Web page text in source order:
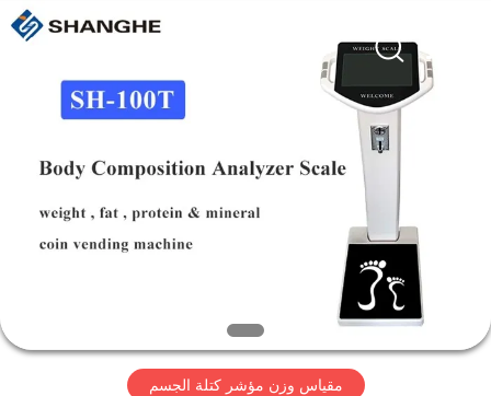
المنزل
فيديوهات
برنامج
VR
مقياس وزن مؤشر كتلة الجسم